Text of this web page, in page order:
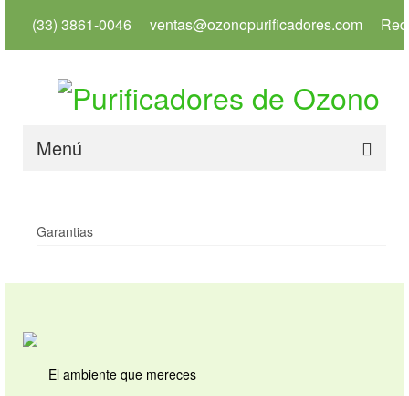
(33) 3861-0046 ventas@ozonopurificadores.com
Menú
Info
Tienda
Garantias
El ambiente que mereces